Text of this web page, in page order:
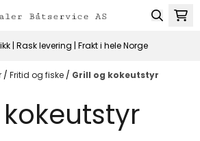
| Rask levering | Frakt i hele Norge
/ Fritid og fiske / Grill og kokeutstyr